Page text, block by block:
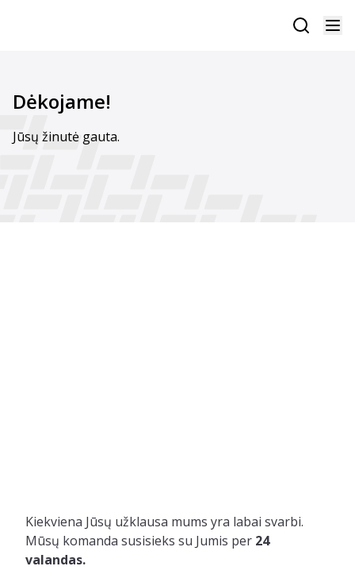
Dėkojame!
Jūsų žinutė gauta.
Kiekviena Jūsų užklausa mums yra labai svarbi.
Mūsų komanda susisieks su Jumis per 24
valandas.